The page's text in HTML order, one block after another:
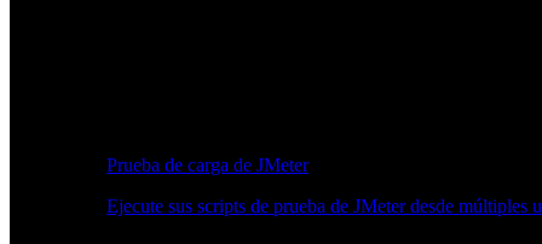
Prueba de carga de JMeter
Ejecute sus scripts de prueba de JMeter desde múltiples